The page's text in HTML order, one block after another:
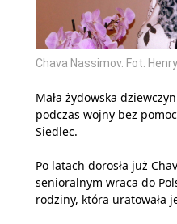
Chava Nassimov. Fot.
Mała żydowska
podczas wojny bez
Siedlec.
Po latach dorosła już
senioralnym wraca do
rodziny, która uratowała